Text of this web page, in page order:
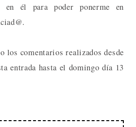
en él para poder ponerme en
los comentarios realizados desde
entrada hasta el domingo día 13